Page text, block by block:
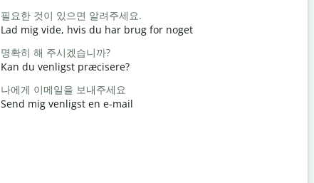
필요한 것이 있으면 알려주세요.
Lad mig vide, hvis du har brug for noget
명확히 해 주시겠습니까?
Kan du venligst præcisere?
나에게 이메일을 보내주세요
Send mig venligst en e-mail